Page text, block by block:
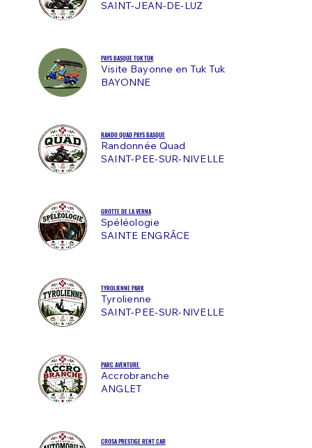
SAINT-JEAN-DE-LUZ
PAYS BASQUE TUK TUK
Visite Bayonne en Tuk Tuk
BAYONNE
RANDO QUAD PAYS BASQUE
Randonnée Quad
SAINT-PEE-SUR-NIVELLE
GROTTE DE LA VERNA
Spéléologie
SAINTE ENGRÂCE
TYROLIENNE PARK
Tyrolienne
SAINT-PEE-SUR-NIVELLE
PARC AVENTURE
Accrobranche
ANGLET
CROSA PRESTIGE RENT CAR